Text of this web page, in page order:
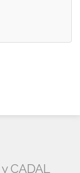
CADAL